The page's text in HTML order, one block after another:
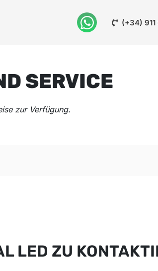
(+34)
SERVICE
zur Verfügung.
LED ZU